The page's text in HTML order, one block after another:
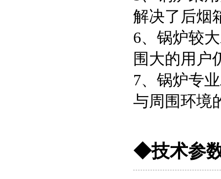
解决了后烟
6、锅炉较
围大的用户
7、锅炉专
与周围环境
◆技术参